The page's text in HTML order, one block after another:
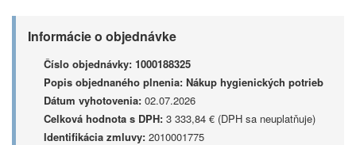
Informácie o objednávke
Číslo objednávky: 1000188325
Popis objednaného plnenia: Nákup hygienických potrieb
Dátum vyhotovenia: 02.07.2026
Celková hodnota s DPH: 3 333,84 € (DPH sa neuplatňuje)
Identifikácia zmluvy: 2010001775